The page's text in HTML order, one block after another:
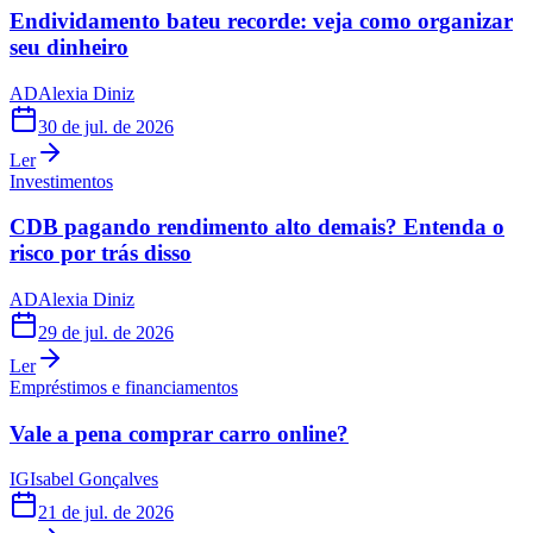
Endividamento bateu recorde: veja como organizar
seu dinheiro
ADAlexia Diniz
30 de jul. de 2026
Ler
Investimentos
CDB pagando rendimento alto demais? Entenda o
risco por trás disso
ADAlexia Diniz
29 de jul. de 2026
Ler
Empréstimos e financiamentos
Vale a pena comprar carro online?
IGIsabel Gonçalves
21 de jul. de 2026